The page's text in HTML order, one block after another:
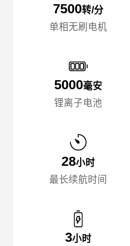
7500转/分
单相无刷电机
5000毫安
锂离子电池
28小时
最长续航时间
3小时